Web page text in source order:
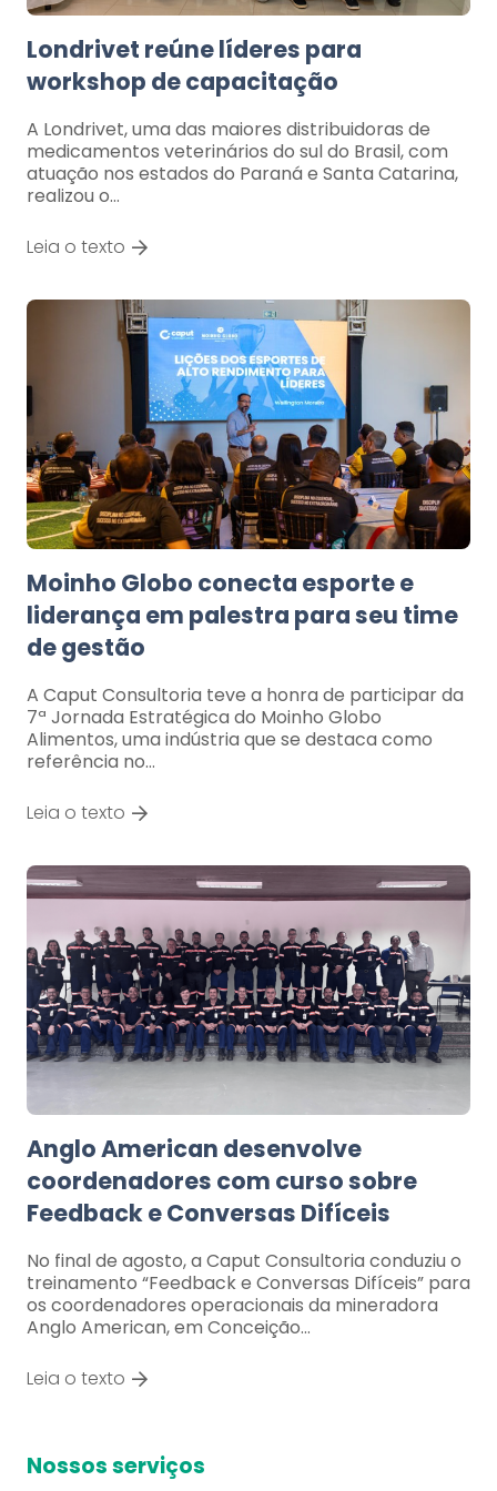
Londrivet reúne líderes para
workshop de capacitação
A Londrivet, uma das maiores distribuidoras de
medicamentos veterinários do sul do Brasil, com
atuação nos estados do Paraná e Santa Catarina,
realizou o…
Leia o texto
Moinho Globo conecta esporte e
liderança em palestra para seu time
de gestão
A Caput Consultoria teve a honra de participar da
7ª Jornada Estratégica do Moinho Globo
Alimentos, uma indústria que se destaca como
referência no…
Leia o texto
Anglo American desenvolve
coordenadores com curso sobre
Feedback e Conversas Difíceis
No final de agosto, a Caput Consultoria conduziu o
treinamento “Feedback e Conversas Difíceis” para
os coordenadores operacionais da mineradora
Anglo American, em Conceição…
Leia o texto
Nossos serviços